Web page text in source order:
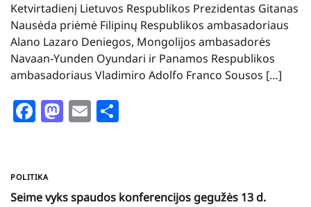
Ketvirtadienį Lietuvos Respublikos Prezidentas Gitanas
Nausėda priėmė Filipinų Respublikos ambasadoriaus
Alano Lazaro Deniegos, Mongolijos ambasadorės
Navaan-Yunden Oyundari ir Panamos Respublikos
ambasadoriaus Vladimiro Adolfo Franco Sousos […]
Facebook
Mastodon
Email
POLITIKA
Seime vyks spaudos konferencijos gegužės 13 d.